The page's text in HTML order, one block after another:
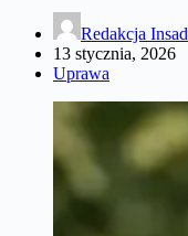
Redakcja Insad
13 stycznia, 2026
Uprawa